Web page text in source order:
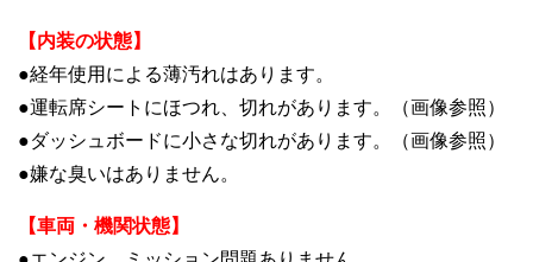
【内装の状態】
●経年使用による薄汚れはあります。
●運転席シートにほつれ、切れがあります。（画像参照）
●ダッシュボードに小さな切れがあります。（画像参照）
●嫌な臭いはありません。
【車両・機関状態】